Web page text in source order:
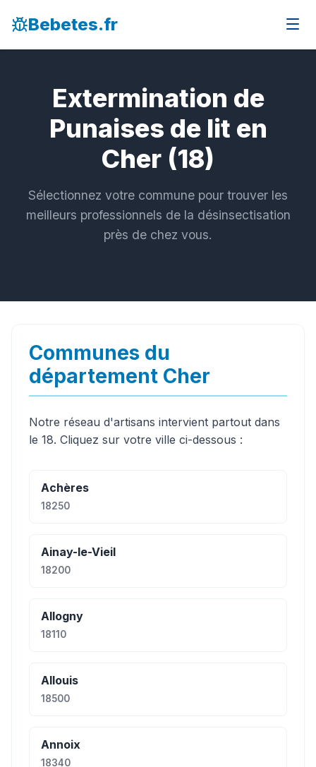
Bebetes.fr
Extermination de
Punaises de lit en
Cher (18)
Sélectionnez votre commune pour trouver les
meilleurs professionnels de la désinsectisation
près de chez vous.
Communes du
département Cher
Notre réseau d'artisans intervient partout dans
le 18. Cliquez sur votre ville ci-dessous :
Achères
18250
Ainay-le-Vieil
18200
Allogny
18110
Allouis
18500
Annoix
18340